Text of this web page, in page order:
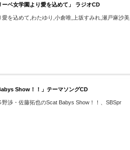
ベ女学園より愛を込めて」 ラジオCD
を込めて,わたゆり,小倉唯,上坂すみれ,瀬戸麻沙
Show！！」テーマソングCD
渉・佐藤拓也のScat Babys Show！！、SBSpr